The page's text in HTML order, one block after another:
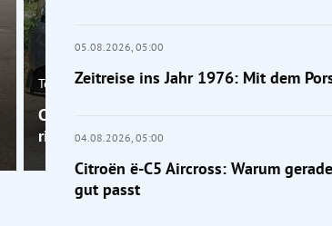
Tests
Citroën ë-C5 Aircross: Warum gerade die
richtig gut passt
05.08.2026, 05:00
Zeitreise ins Jahr 1976: Mit dem
04.08.2026, 05:00
Citroën ë-C5 Aircross: Warum
gut passt